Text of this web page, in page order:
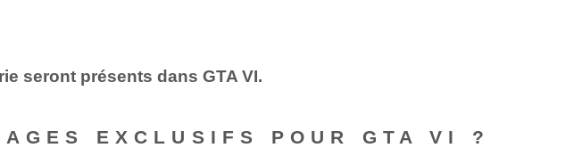
seront présents dans GTA VI.
EXCLUSIFS POUR GTA VI ?